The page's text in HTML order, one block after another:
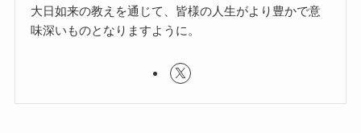
大日如来の教えを通じて、皆様の人生がより豊かで意
味深いものとなりますように。